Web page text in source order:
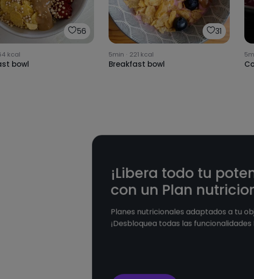
56
kcal
bowl
31
5min · 221 kcal
Breakfast bowl
¡Libera todo tu
con un Plan
Planes nutricionales adaptados a tu
¡Desbloquea todas las funcionalidades